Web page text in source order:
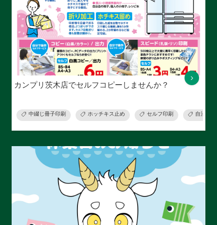
カンプリ茨木店でセルフコピーしませんか？
中綴じ冊子印刷 ホッチキス止め セルフ印刷 自治会